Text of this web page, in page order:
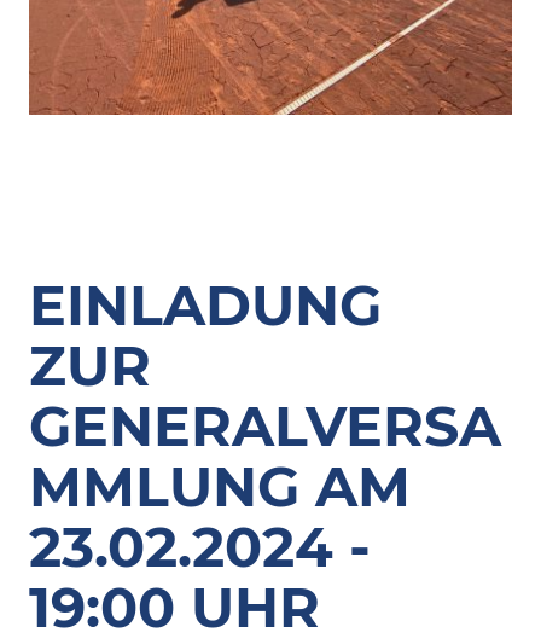
EINLADUNG
ZUR
GENERALVERSA
MMLUNG AM
23.02.2024 -
19:00 UHR